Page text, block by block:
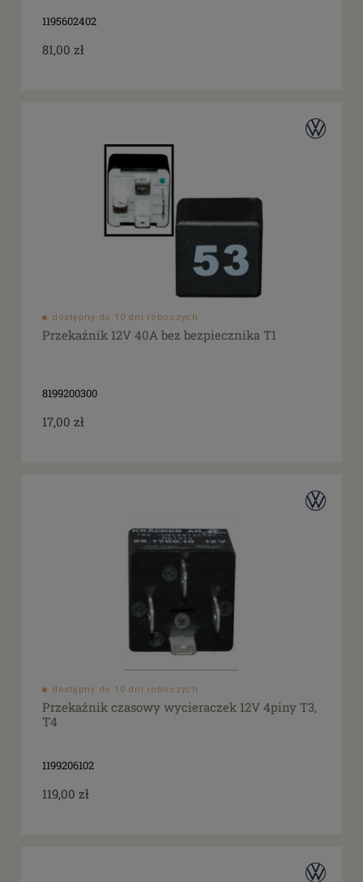
1195602402
81,00 zł
dostępny do 10 dni roboczych
Przekaźnik 12V 40A bez bezpiecznika T1
8199200300
17,00 zł
dostępny do 10 dni roboczych
Przekaźnik czasowy wycieraczek 12V 4piny T3,
T4
1199206102
119,00 zł